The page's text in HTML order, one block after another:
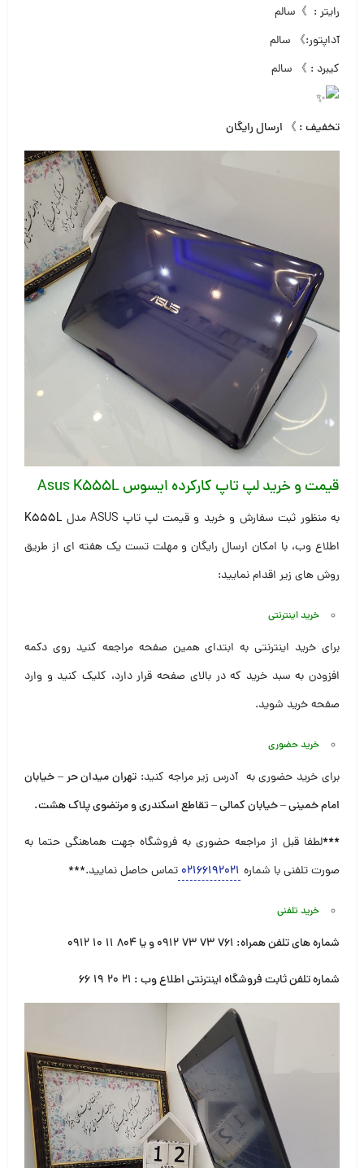
رایتر : 》سالم
آداپتور:》 سالم
کیبرد : 》 سالم
تخفیف : 》 ارسال رایگان
قیمت و خرید لپ تاپ کارکرده ایسوسAsus K555L
به منظور ثبت سفارش و خرید و قیمت لپ تاپ ASUS مدل
K555L
اطلاع وب، با امکان ارسال رایگان و مهلت تست یک هفته ای از طریق
روش های زیر اقدام نمایید:
خرید اینترنتی
برای خرید اینترنتی به ابتدای همین صفحه مراجعه کنید روی دکمه
افزودن به سبد خرید که در بالای صفحه قرار دارد، کلیک کنید و وارد
صفحه خرید شوید.
خرید حضوری
برای خرید حضوری به آدرس زیر مراجه کنید: تهران میدان حر – خیابان
امام خمینی – خیابان کمالی – تقاطع اسکندری و مرتضوی پلاک هشت.
***لطفا قبل از مراجعه حضوری به فروشگاه جهت هماهنگی حتما به
صورت تلفنی با شماره ۰۲۱۶۶۱۹۲۰۲۱ تماس حاصل نمایید.***
خرید تلفنی
شماره های تلفن همراه: ۷۶۱۷۳۷۳۰۹۱۲و یا۸۰۴ ۱۱ ۱۰ ۰۹۱۲
شماره تلفن ثابت فروشگاه اینترنتی اطلاع وب: ۲۱ ۲۰ ۱۹ ۶۶